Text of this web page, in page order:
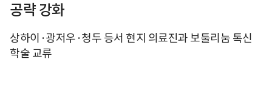
공략 강화
상하이·광저우·청두 등서 현지 의료진과 보툴리눔 톡신
학술 교류